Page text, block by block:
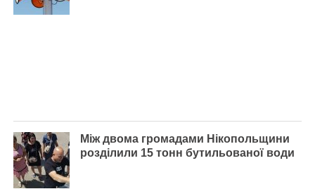
Між двома громадами Нікопольщини
розділили 15 тонн бутильованої води